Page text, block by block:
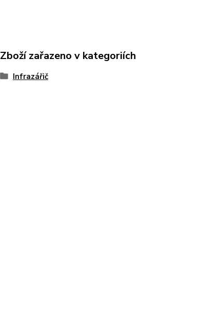
Zboží zařazeno v kategoriích
Infrazářič